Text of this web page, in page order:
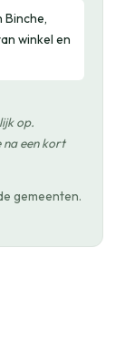
Binche,
winkel en
op.
een kort
gemeenten.